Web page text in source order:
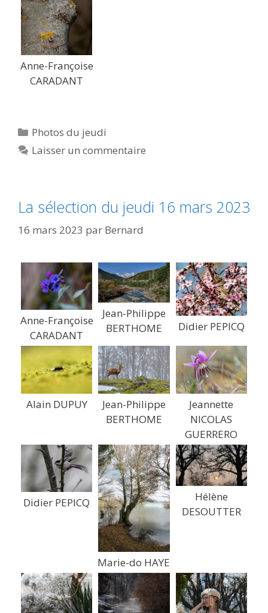
Anne-Françoise
CARADANT
Catégories
Photos du jeudi
Laisser un commentaire
La sélection du jeudi 16 mars 2023
16 mars 2023 par Bernard
Anne-Françoise
CARADANT
Jean-Philippe
BERTHOME
Didier PEPICQ
Alain DUPUY
Jean-Philippe
BERTHOME
Jeannette
NICOLAS
GUERRERO
Didier PEPICQ
Marie-do HAYE
Hélène
DESOUTTER